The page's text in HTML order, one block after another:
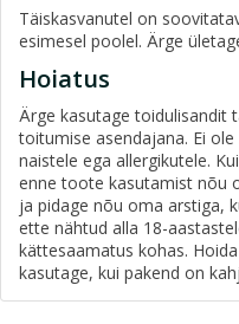
Täiskasvanutel on
esimesel poolel. Ärge
Hoiatus
Ärge kasutage toidulisandit
toitumise asendajana. Ei
naistele ega allergikutele.
enne toote kasutamist nõu
ja pidage nõu oma arstiga,
ette nähtud alla 18-
kättesaamatus kohas.
kasutage, kui pakend on